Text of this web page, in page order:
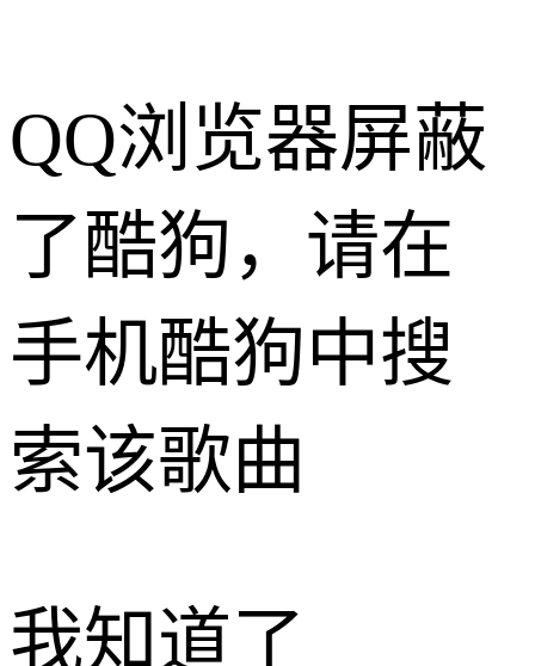
QQ浏览器屏蔽
了酷狗，请在
手机酷狗中搜
索该歌曲
我知道了